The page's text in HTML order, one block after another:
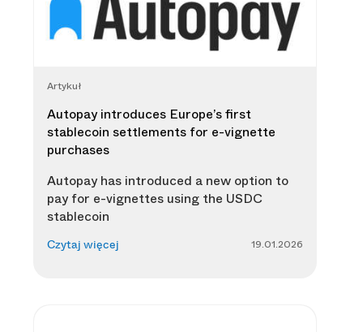
Artykuł
Autopay introduces Europe’s first
stablecoin settlements for e-vignette
purchases
Autopay has introduced a new option to
pay for e-vignettes using the USDC
stablecoin
Czytaj więcej 19.01.2026